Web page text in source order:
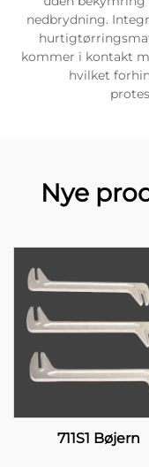
nedbrydning.
kommer i kontakt
hvilket
Nye
711S1 Bøjern